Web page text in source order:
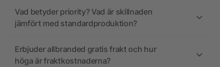
Vad betyder priority? Vad är skillnaden
jämfört med standardproduktion?
Erbjuder allbranded gratis frakt och hur
höga är fraktkostnaderna?